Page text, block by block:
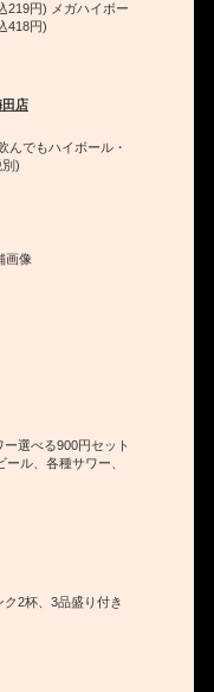
219円) メガハイボー
418円)
田店
んでもハイボール・
)
選べる900円セット
ール、各種サワー、
2杯、3品盛り付き